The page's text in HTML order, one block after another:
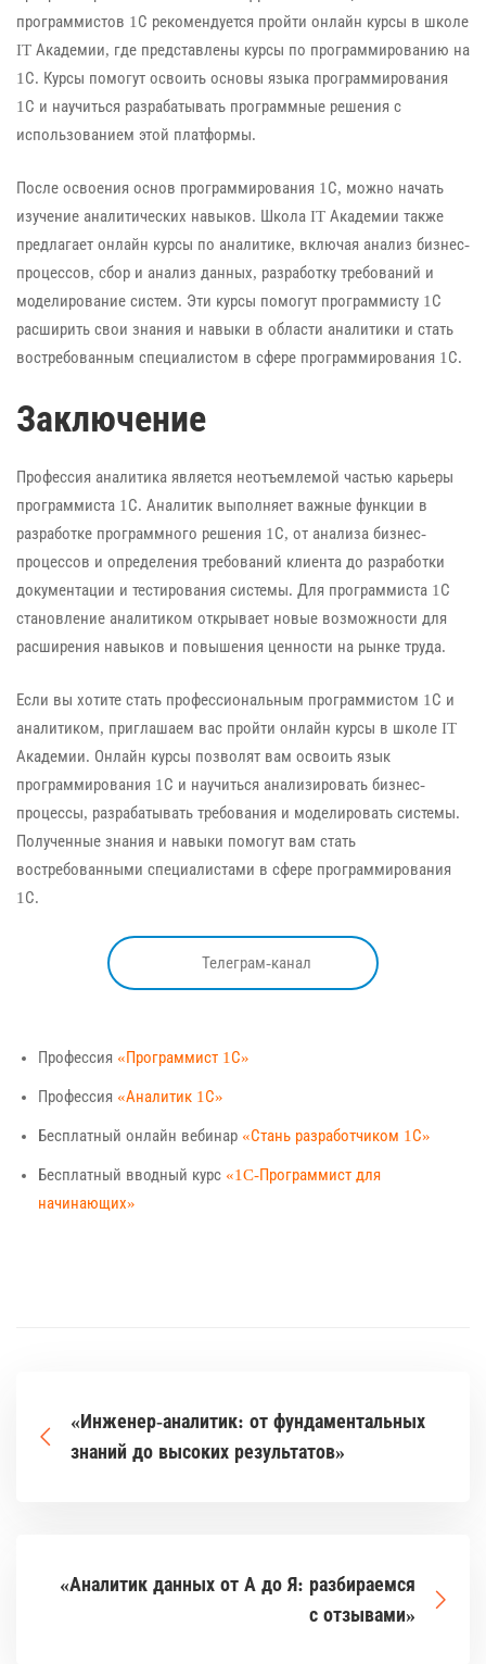
программистов 1С рекомендуется пройти онлайн курсы в школе
IT Академии, где представлены курсы по программированию на
1С. Курсы помогут освоить основы языка программирования
1С и научиться разрабатывать программные решения с
использованием этой платформы.
После освоения основ программирования 1С, можно начать
изучение аналитических навыков. Школа IT Академии также
предлагает онлайн курсы по аналитике, включая анализ бизнес-
процессов, сбор и анализ данных, разработку требований и
моделирование систем. Эти курсы помогут программисту 1С
расширить свои знания и навыки в области аналитики и стать
востребованным специалистом в сфере программирования 1С.
Заключение
Профессия аналитика является неотъемлемой частью карьеры
программиста 1С. Аналитик выполняет важные функции в
разработке программного решения 1С, от анализа бизнес-
процессов и определения требований клиента до разработки
документации и тестирования системы. Для программиста 1С
становление аналитиком открывает новые возможности для
расширения навыков и повышения ценности на рынке труда.
Если вы хотите стать профессиональным программистом 1С и
аналитиком, приглашаем вас пройти онлайн курсы в школе IT
Академии. Онлайн курсы позволят вам освоить язык
программирования 1С и научиться анализировать бизнес-
процессы, разрабатывать требования и моделировать системы.
Полученные знания и навыки помогут вам стать
востребованными специалистами в сфере программирования
1С.
Телеграм-канал
Профессия «Программист 1С»
Профессия «Аналитик 1С»
Бесплатный онлайн вебинар «Стань разработчиком 1С»
Бесплатный вводный курс «1C-Программист для
начинающих»
«Инженер-аналитик: от фундаментальных
знаний до высоких результатов»
«Аналитик данных от А до Я: разбираемся
с отзывами»